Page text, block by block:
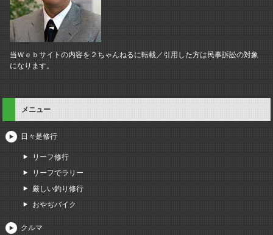
当Ｗｅｂサイトの内容を２ちゃんねるに転載／引用した方は民事訴訟の対象
になります。
メニュー
日々是修行
リーフ修行
リーフでラリー
厳しい釣り修行
おやぢバイク
クルマ